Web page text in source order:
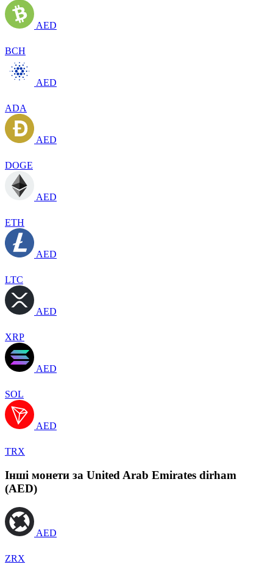
AED
BCH
AED
ADA
AED
DOGE
AED
ETH
AED
LTC
AED
XRP
AED
SOL
AED
TRX
Інші монети за United Arab Emirates dirham
(AED)
AED
ZRX